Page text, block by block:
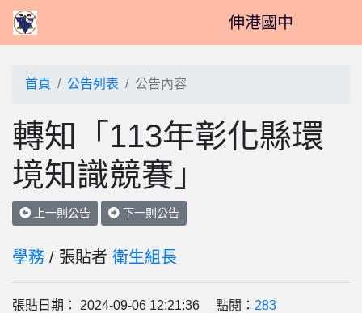
伸港國中
首頁 公告列表 公告內容
轉知「113年彰化縣環
境知識競賽」
上一則公告 下一則公告
學務 / 張貼者 衛生組長
張貼日期： 2024-09-06 12:21:36 點閱： 283